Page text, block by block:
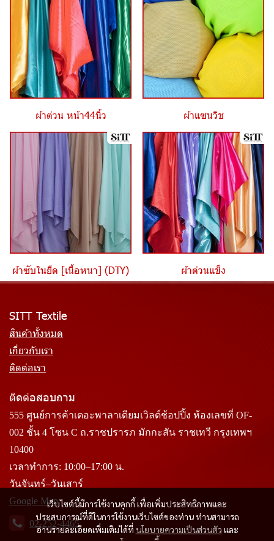
ผ้าต่วน หน้า44นิ้ว ผ้าแซนวิช
ผ้าซับในยืด [เนื้อหนา] (DTY) ผ้าต่วนแข็ง
เว็บไซต์นี้มีการใช้งานคุกกี้ เพื่อเพิ่มประสิทธิภาพและ
ประสบการณ์ที่ดีในการใช้งานเว็บไซต์ของท่าน ท่านสามารถ
อ่านรายละเอียดเพิ่มเติมได้ที่ นโยบายความเป็นส่วนตัว และ
SITT Textile
สินค้าทั้งหมด
เกี่ยวกับเรา
ติดต่อเรา
ติดต่อสอบถาม
555 ศูนย์การค้าเดอะพาลาเดียมเวิลด์ช้อปปิ้ง ห้องเลขที่ OF-
002 ชั้น 4 โซน C ถ.ราชปรารภ มักกะสัน ราชเทวี กรุงเทพฯ
10400
เวลาทำการ: 10:00–17:00 น.
วันจันทร์–วันเสาร์
Google Map
02-252-4465